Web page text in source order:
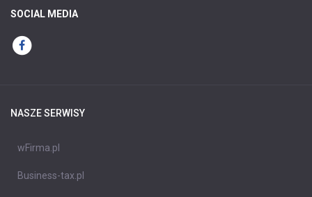
SOCIAL MEDIA
NASZE SERWISY
wFirma.pl
Business-tax.pl